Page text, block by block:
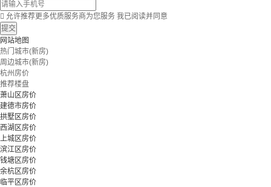
 允许推荐更多优质服务商为您服务 我已阅读并同意
提交
网站地图
热门城市(新房)
周边城市(新房)
杭州房价
推荐楼盘
萧山区房价
建德市房价
拱墅区房价
西湖区房价
上城区房价
滨江区房价
钱塘区房价
余杭区房价
临平区房价